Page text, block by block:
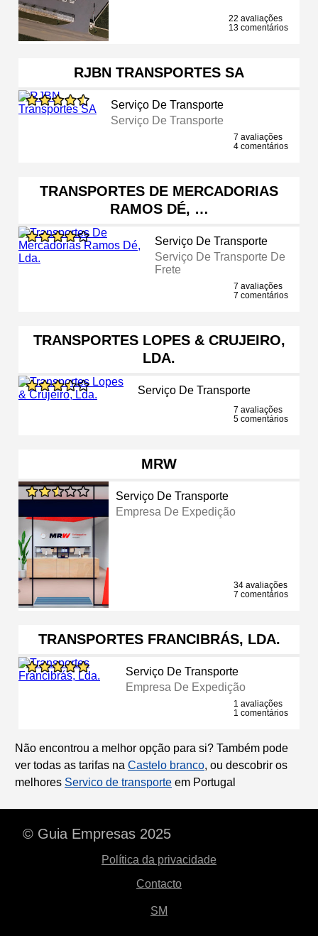
22 avaliações
13 comentários
RJBN TRANSPORTES SA
Serviço De Transporte
Serviço De Transporte
7 avaliações
4 comentários
TRANSPORTES DE MERCADORIAS
RAMOS DÉ, …
Serviço De Transporte
Serviço De Transporte De
Frete
7 avaliações
7 comentários
TRANSPORTES LOPES & CRUJEIRO,
LDA.
Serviço De Transporte
7 avaliações
5 comentários
MRW
Serviço De Transporte
Empresa De Expedição
34 avaliações
7 comentários
TRANSPORTES FRANCIBRÁS, LDA.
Serviço De Transporte
Empresa De Expedição
1 avaliações
1 comentários
Não encontrou a melhor opção para si? Também pode
ver todas as tarifas na Castelo branco, ou descobrir os
melhores Servico de transporte em Portugal
© Guia Empresas 2025
Política da privacidade
Contacto
SM